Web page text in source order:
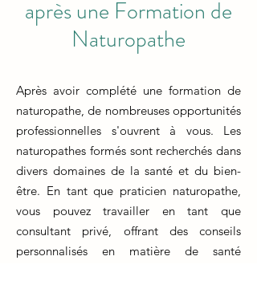
après une Formation de
Naturopathe
Après avoir complété une formation de
naturopathe, de nombreuses opportunités
professionnelles s'ouvrent à vous. Les
naturopathes formés sont recherchés dans
divers domaines de la santé et du bien-
être. En tant que praticien naturopathe,
vous pouvez travailler en tant que
consultant privé, offrant des conseils
personnalisés en matière de santé